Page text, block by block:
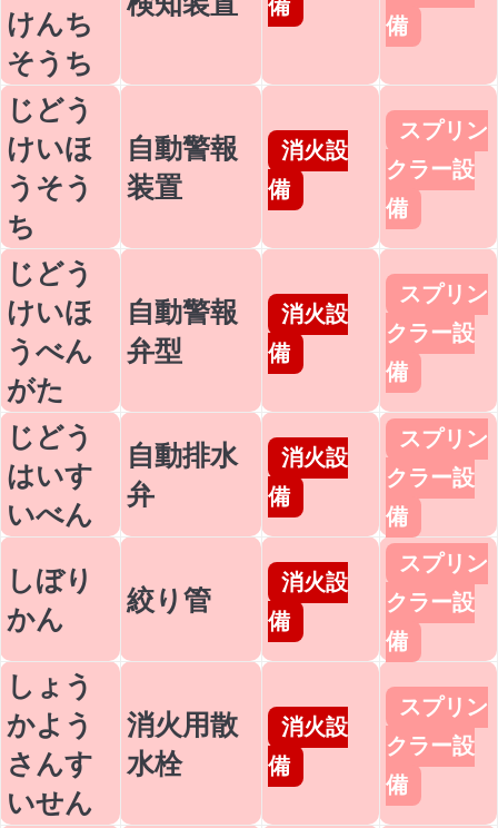
けんち
そうち
備
じどう
けいほ
うそう
ち
自動警報
装置
消火設
備
スプリン
クラー設
備
じどう
けいほ
うべん
がた
自動警報
弁型
消火設
備
スプリン
クラー設
備
じどう
はいす
いべん
自動排水
弁
消火設
備
スプリン
クラー設
備
しぼり
かん
絞り管
消火設
備
スプリン
クラー設
備
しょう
かよう
さんす
いせん
消火用散
水栓
消火設
備
スプリン
クラー設
備